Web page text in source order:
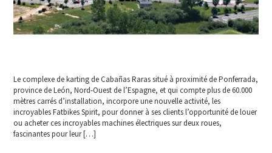
Le complexe de karting de Cabañas Raras situé à proximité de Ponferrada,
province de León, Nord-Ouest de l’Espagne, et qui compte plus de 60.000
mètres carrés d’installation, incorpore une nouvelle activité, les
incroyables Fatbikes Spirit, pour donner à ses clients l’opportunité de louer
ou acheter ces incroyables machines électriques sur deux roues,
fascinantes pour leur […]